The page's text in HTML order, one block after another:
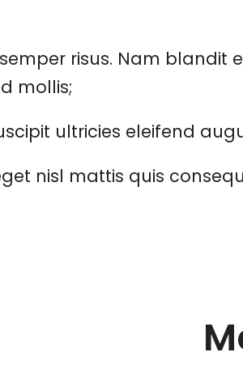
risus. Nam blandit
mollis;
ultricies eleifend
nisl mattis quis